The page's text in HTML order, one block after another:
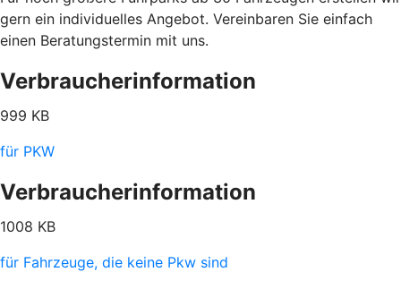
gern ein individuelles Angebot. Vereinbaren Sie einfach
einen Beratungstermin mit uns.
Verbraucherinformation
999 KB
für PKW
Verbraucherinformation
1008 KB
für Fahrzeuge, die keine Pkw sind